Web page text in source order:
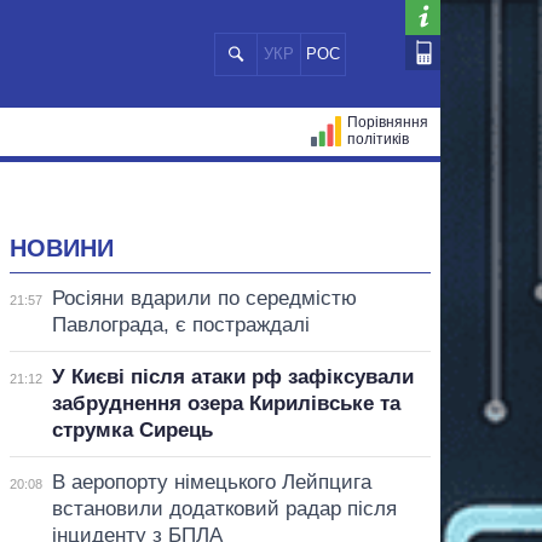
УКР РОС
Порівняння
політиків
НОВИНИ
21:57
Росіяни вдарили по середмістю
Павлограда, є постраждалі
21:12
У Києві після атаки рф зафіксували
забруднення озера Кирилівське та
струмка Сирець
20:08
В аеропорту німецького Лейпцига
встановили додатковий радар після
інциденту з БПЛА